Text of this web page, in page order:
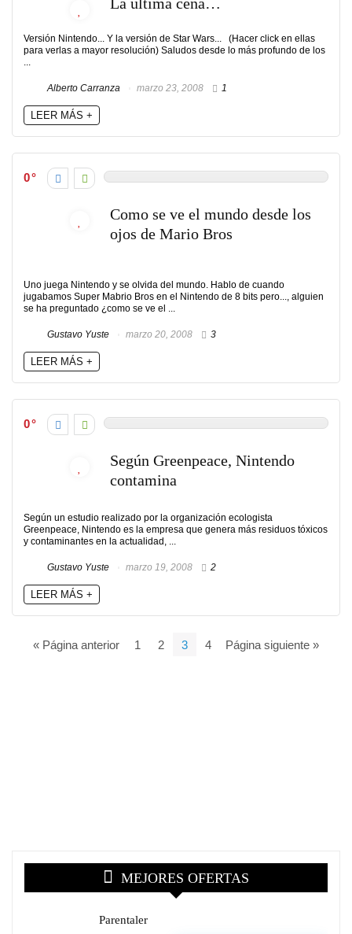
La última cena…
Versión Nintendo... Y la versión de Star Wars... (Hacer click en ellas
para verlas a mayor resolución) Saludos desde lo más profundo de los
...
Alberto Carranza marzo 23, 2008 1
LEER MÁS +
0
Como se ve el mundo desde los
ojos de Mario Bros
Uno juega Nintendo y se olvida del mundo. Hablo de cuando
jugabamos Super Mabrio Bros en el Nintendo de 8 bits pero..., alguien
se ha preguntado ¿como se ve el ...
Gustavo Yuste marzo 20, 2008 3
LEER MÁS +
0
Según Greenpeace, Nintendo
contamina
Según un estudio realizado por la organización ecologista
Greenpeace, Nintendo es la empresa que genera más residuos tóxicos
y contaminantes en la actualidad, ...
Gustavo Yuste marzo 19, 2008 2
LEER MÁS +
« Página anterior 1 2 3 4 Página siguiente »
MEJORES OFERTAS
Parentaler